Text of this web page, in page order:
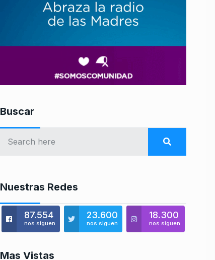
Buscar
Nuestras Redes
87.554
nos siguen
23.600
nos siguen
18.300
nos siguen
Mas Vistas